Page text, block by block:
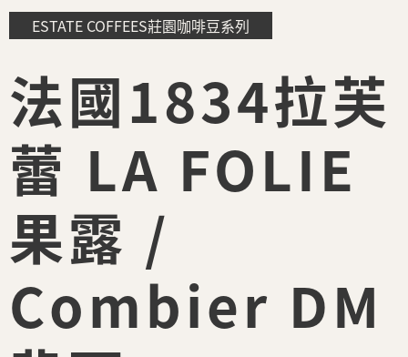
ESTATE COFFEES莊園咖啡豆系列
法國1834拉芙
蕾 LA FOLIE
果露 /
Combier DM